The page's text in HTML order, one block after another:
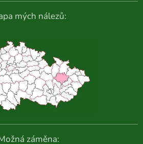
mých nálezů:
záměna: